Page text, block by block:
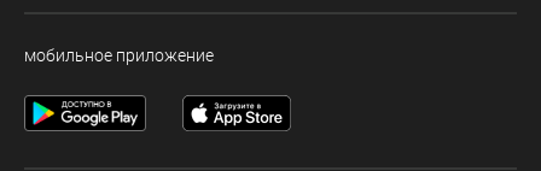
мобильное приложение